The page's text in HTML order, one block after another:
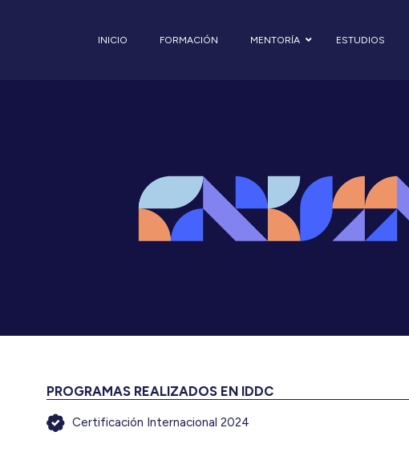
INICIO FORMACIÓN MENTORÍA ESTUDIOS
PROGRAMAS REALIZADOS EN IDDC
Certificación Internacional 2024